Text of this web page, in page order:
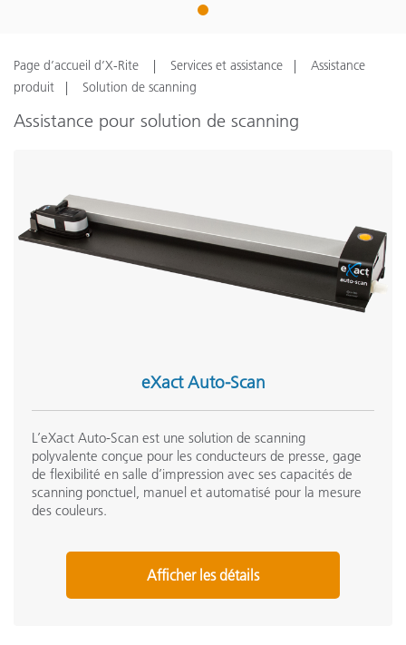
1
Page d’accueil d’X-Rite Services et assistance
Assistance
produit
Solution de scanning
Assistance pour solution de scanning
eXact Auto-Scan
L’eXact Auto-Scan est une solution de scanning
polyvalente conçue pour les conducteurs de presse, gage
de flexibilité en salle d’impression avec ses capacités de
scanning ponctuel, manuel et automatisé pour la mesure
des couleurs.
Afficher les détails